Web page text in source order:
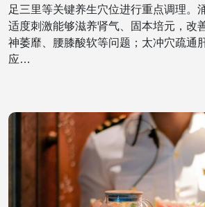
足三里等关键养生穴位进行重点调理。
适度刺激能够滋养肾气、固本培元，改
神萎靡、腰膝酸软等问题；太冲穴疏通
应…